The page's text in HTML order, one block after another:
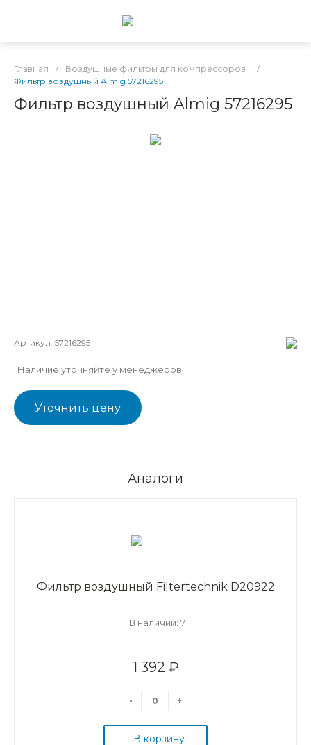
Главная / Воздушные фильтры для компрессоров
/
Фильтр воздушный Almig 57216295
Фильтр воздушный Almig 57216295
Артикул: 57216295
Наличие уточняйте у менеджеров
Уточнить цену
Аналоги
Фильтр воздушный Filtertechnik D20922
В наличии: 7
1 392 ₽
- +
В корзину